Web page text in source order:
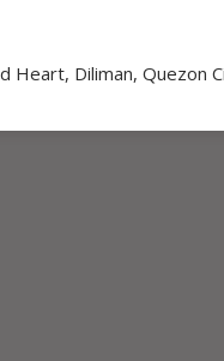
Heart, Diliman, Quezon